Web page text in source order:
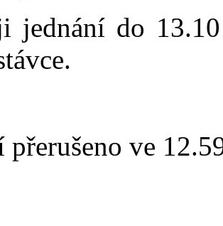
jednání do
přerušeno ve